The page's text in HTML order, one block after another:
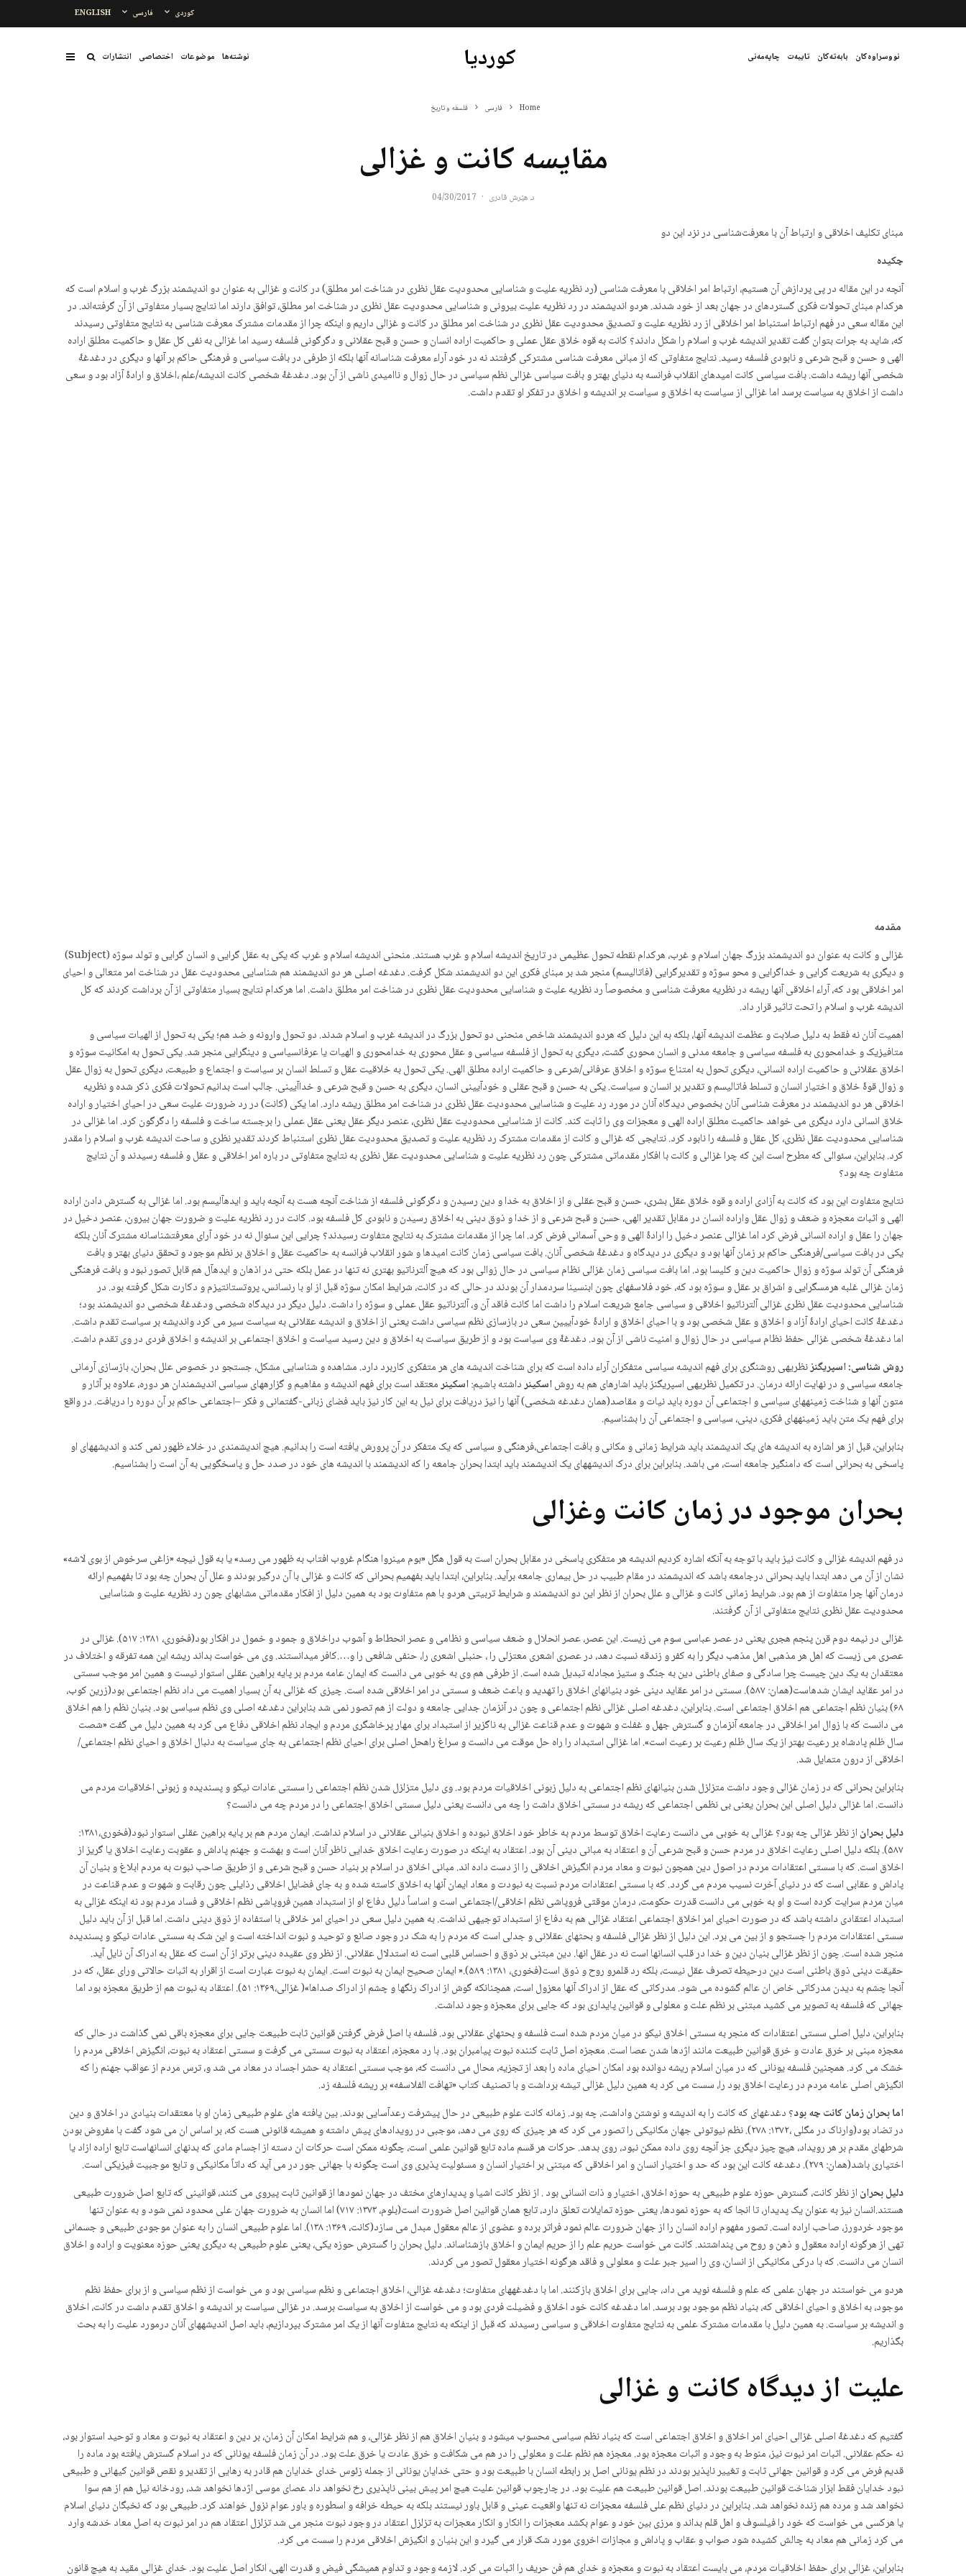
ENGLISH فارسی کوردی
نووسراوەکان بابەتەکان تایبەت چاپەمەنی کوردیا نوشتەها موضوعات اختصاصی انتشارات
Home فارسی فلسفه و تاریخ
مقایسه کانت و غزالی
د. هێرش قادری ·
04/30/2017
مبنای تکلیف اخلاقی و ارتباط آن با معرفت­‌شناسی در نزد این دو
چکیده
آنچه در این مقاله در پی پردازش آن هستیم، ارتباط امر اخلاقی با معرفت شناسی (رد نظریه علیت و شناسایی محدودیت عقل نظری در شناخت امر مطلق) در کانت و غزالی به عنوان دو اندیشمند بزرگ غرب و اسلام است که
هرکدام مبنای تحولات فکری گسترده­ای در جهان بعد از خود شدند. هردو اندیشمند در رد نظریه علیت بیرونی و شناسایی محدودیت عقل نظری در شناخت امر مطلق، توافق دارند اما نتایج بسیار متفاوتی از آن گرفته‌اند. در
این مقاله سعی در فهم ارتباط استنباط امر اخلاقی از رد نظریه علیت و تصدیق محدودیت عقل نظری در شناخت امر مطلق در کانت و غزالی داریم و اینکه چرا از مقدمات مشترک معرفت شناسی به نتایج متفاوتی رسیدند
که، شاید به جرات بتوان گفت تقدیر اندیشه غرب و اسلام را شکل دادند؟ کانت به قوه خلاق عقل عملی و حاکمیت اراده انسان و حسن و قبح عقلانی و دگرگونی فلسفه رسید اما غزالی به نفی کل عقل و حاکمیت مطلق اراده
الهی و حسن و قبح شرعی و نابودی فلسفه رسید. نتایج متفاوتی که از مبانی معرفت شناسی مشترکی گرفتند نه در خود آراء معرفت شناسانه آنها بلکه از طرفی در بافت سیاسی و فرهنگی حاکم بر آنها و دیگری در دغدغۀ
شخصی آنها ریشه داشت. بافت سیاسی کانت امیدهای انقلاب فرانسه به دنیای بهتر و بافت سیاسی غزالی نظم سیاسی در حال زوال و ناامیدی ناشی از آن بود. دغدغۀ شخصی کانت اندیشه/علم ،اخلاق و ارادۀ آزاد بود و سعی
داشت از اخلاق به سیاست برسد اما غزالی از سیاست به اخلاق و سیاست بر اندیشه و اخلاق در تفکر او تقدم داشت.
مقدمه
غزالی و کانت به عنوان دو اندیشمند بزرگ جهان اسلام و غرب، هرکدام نقطه تحول عظیمی در تاریخ اندیشه اسلام و غرب هستند. منحنی اندیشه اسلام و غرب که یکی به عقل گرایی و انسان گرایی و تولد سوژه (Subject)
و دیگری به شریعت گرایی و خداگرایی و محو سوژه و تقدیرگرایی (فاتالیسم) منجر شد بر مبنای فکری این دو اندیشمند شکل گرفت. دغدغه اصلی هر دو اندیشمند هم شناسایی محدودیت عقل در شناخت امر متعالی و احیای
امر اخلاقی بود که، آراء اخلاقی آنها ریشه در نظریه معرفت شناسی و مخصوصاً رد نظریه علیت و شناسایی محدودیت عقل نظری در شناخت امر مطلق داشت. اما هرکدام نتایج بسیار متفاوتی از آن برداشت کردند که کل
اندیشه غرب و اسلام را تحت تاثیر قرار داد.
اهمیت آنان نه فقط به دلیل صلابت و عظمت اندیشه آنها، بلکه به این دلیل که هردو اندیشمند شاخص منحنی دو تحول بزرگ در اندیشه غرب و اسلام شدند. دو تحول وارونه و ضد هم؛ یکی به تحول از الهیات سیاسی و
متافیزیک و خدامحوری به فلسفه سیاسی و جامعه مدنی و انسان محوری گشت، دیگری به تحول از فلسفه سیاسی و عقل محوری به خدامحوری و الهیات یا عرفان­سیاسی و دین­گرایی منجر شد. یکی تحول به امکانیت سوژه و
اخلاق عقلانی و حاکمیت اراده انسانی، دیگری تحول به امتناع سوژه و اخلاق عرفانی/شرعی و حاکمیت اراده مطلق الهی. یکی تحول به خلاقیت عقل و تسلط انسان بر سیاست و اجتماع و طبیعت، دیگری تحول به زوال عقل
و زوال قوۀ خلاق و اختیار انسان و تسلط فاتالیسم و تقدیر بر انسان و سیاست. یکی به حسن و قبح عقلی و خودآیینی انسان، دیگری به حسن و قبح شرعی و خداآیینی. جالب است بدانیم تحولات فکری ذکر شده و نظریه
اخلاقی هر دو اندیشمند در معرفت شناسی آنان بخصوص دیدگاه آنان در مورد رد علیت و شناسایی محدودیت عقل نظری در شناخت امر مطلق ریشه دارد. اما یکی (کانت) در رد ضرورت علیت سعی در احیای اختیار و اراده
خلاق انسانی دارد دیگری می خواهد حاکمیت مطلق اراده الهی و معجزات وی را ثابت کند. کانت از شناسایی محدودیت عقل نظری، عنصر دیگر عقل یعنی عقل عملی را برجسته ساخت و فلسفه را دگرگون کرد. اما غزالی در
شناسایی محدودیت عقل نظری، کل عقل و فلسفه را نابود کرد. نتایجی که غزالی و کانت از مقدمات مشترک رد نظریه علیت و تصدیق محدودیت عقل نظری استنباط کردند تقدیر نظری و ساحت اندیشه غرب و اسلام را مقدر
کرد. بنابراین، سئوالی که مطرح است این که چرا غزالی و کانت با افکار مقدماتی مشترکی چون رد نظریه علیت و شناسایی محدودیت عقل نظری به نتایج متفاوتی در باره امر اخلاقی و عقل و فلسفه رسیدند و آن نتایج
متفاوت چه بود؟
نتایج متفاوت این بود که کانت به آزادی اراده و قوه خلاق عقل بشری، حسن و قبح عقلی و از اخلاق به خدا و دین رسیدن و دگرگونی فلسفه از شناخت آنچه هست به آنچه باید و ایده­آلیسم بود. اما غزالی به گسترش دادن اراده
الهی و اثبات معجزه و ضعف و زوال عقل واراده انسان در مقابل تقدیر الهی، حسن و قبح شرعی و از خدا و ذوق دینی به اخلاق رسیدن و نابودی کل فلسفه بود. کانت در رد نظریه علیت و ضرورت جهان بیرون، عنصر دخیل در
جهان را عقل و اراده انسانی فرض کرد اما غزالی عنصر دخیل را ارادۀ الهی و وحی آسمانی فرض کرد. اما چرا از مقدمات مشترک به نتایج متفاوت رسیدند؟ چرایی این سئوال نه در خود آرای معرفت­شناسانه مشترک آنان بلکه
یکی در بافت سیاسی/فرهنگی حاکم بر زمان آنها بود و دیگری در دیدگاه و دغدغۀ شخصی آنان. بافت سیاسی زمان کانت امیدها و شور انقلاب فرانسه به حاکمیت عقل و اخلاق بر نظم موجود و تحقق دنیای بهتر و بافت
فرهنگی آن تولد سوژه و زوال حاکمیت دین و کلیسا بود. اما بافت سیاسی زمان غزالی نظام سیاسی در حال زوالی بود که هیچ آلترناتیو بهتری نه تنها در عمل بلکه حتی در اذهان و ایده­آل هم قابل تصور نبود و بافت فرهنگی
زمان غزالی غلبه هرمس­گرایی و اشراق بر عقل و سوژه بود که، خود فلاسفه­ای چون ابن­سینا سردمدار آن بودند در حالی که در کانت، شرایط امکان سوژه قبل از او با رنسانس، پروتستانتیزم و دکارت شکل گرفته بود. در
شناسایی محدودیت عقل نظری غزالی آلترناتیو اخلاقی و سیاسی جامع شریعت اسلام را داشت اما کانت فاقد آن و، آلترناتیو عقل عملی و سوژه را داشت. دلیل دیگر در دیدگاه شخصی ودغدغۀ شخصی دو اندیشمند بود؛
دغدغۀ کانت احیای ارادۀ آزاد و اخلاق و عقل شخصی بود و با احیای اخلاق و ارادۀ خودآییین سعی در بازسازی نظم سیاسی داشت یعنی از اخلاق و اندیشه عقلانی به سیاست سیر می کرد واندیشه بر سیاست تقدم داشت.
اما دغدغۀ شخصی غزالی حفظ نظام سیاسی در حال زوال و امنیت ناشی از آن بود. دغدغۀ وی سیاست بود و از طریق سیاست به اخلاق و دین رسید سیاست و اخلاق اجتماعی بر اندیشه و اخلاق فردی در وی تقدم داشت.
روش شناسی: اسپریگنزنظریه­ی روشنگری برای فهم اندیشه سیاسی متفکران آراء داده است که برای شناخت اندیشه های هر متفکری کاربرد دارد. مشاهده و شناسایی مشکل، جستجو در خصوص علل بحران، بازسازی آرمانی
جامعه سیاسی و در نهایت ارائه درمان. در تکمیل نظریه­ی اسپریگنز باید اشاره­ای هم به روشاسکینرداشته باشیم:اسکینرمعتقد است برای فهم اندیشه و مفاهیم و گزاره­های سیاسی اندیشمندان هر دوره، علاوه بر آثار و
متون آنها و شناخت زمینه­های سیاسی و اجتماعی آن دوره باید نیات و مقاصد(همان دغدغه شخصی) آنها را نیز دریافت برای نیل به این کار نیز باید فضای زبانی-گفتمانی و فکر –اجتماعی حاکم بر آن دوره را دریافت. در واقع
برای فهم یک متن باید زمینه­های فکری، دینی، سیاسی و اجتماعی آن را بشناسیم.
بنابراین، قبل از هر اشاره به اندیشه های یک اندیشمند باید شرایط زمانی و مکانی و بافت اجتماعی،فرهنگی و سیاسی که یک متفکر در آن پرورش یافته است را بدانیم. هیچ اندیشمندی در خلاء ظهور نمی کند و اندیشه­های او
پاسخی به بحرانی است که دامنگیر جامعه است، می باشد. بنابراین برای درک اندیشه­های یک اندیشمند باید ابتدا بحران جامعه را که اندیشمند با اندیشه های خود در صدد حل و پاسخگویی به آن است را بشناسیم.
بحران موجود در زمان کانت وغزالی
در فهم اندیشه غزالی و کانت نیز باید با توجه به آنکه اشاره کردیم اندیشه هر متفکری پاسخی در مقابل بحران است به قول هگل «بوم مینروا هنگام غروب افتاب به ظهور می رسد» یا به قول نیچه «زاغی سرخوش از بوی لاشه»
نشان از آن می دهد ابتدا باید بحرانی درجامعه باشد که اندیشمند در مقام طبیب در حل بیماری جامعه برآید. بنابراین، ابتدا باید بفهمیم بحرانی که کانت و غزالی با آن درگیر بودند و علل آن بحران چه بود تا بفهمیم ارائه
درمان آنها چرا متفاوت از هم بود. شرایط زمانی کانت و غزالی و علل بحران از نظر این دو اندیشمند و شرایط تربیتی هردو با هم متفاوت بود به همین دلیل از افکار مقدماتی مشابه­ای چون رد نظریه علیت و شناسایی
محدودیت عقل نظری نتایج متفاوتی از آن گرفتند.
غزالی در نیمه دوم قرن پنجم هجری یعنی در عصر عباسی سوم می زیست. این عصر، عصر انحلال و ضعف سیاسی و نظامی و عصر انحطاط و آشوب دراخلاق و جمود و خمول در افکار بود(فخوری، ۱۳۸۱: ۵۱۷). غزالی در
عصری می زیست که اهل هر مذهبی اهل مذهب دیگر را به کفر و زندقه نسبت دهد، در عصری اشعری معتزلی را ، حنبلی اشعری را، حنفی شافعی را و….کافر می­دانستند. وی می خواست بداند ریشه این همه تفرقه و اختلاف در
معتقدان به یک دین چیست چرا سادگی و صفای باطنی دین به جنگ و ستیز مجادله تبدیل شده است. از طرفی هم وی به خوبی می دانست که ایمان عامه مردم بر پایه براهین عقلی استوار نیست و همین امر موجب سستی
در امر عقاید ایشان شده­است(همان: ۵۸۷). سستی در امر عقاید دینی خود بنیانهای اخلاق را تهدید و باعث ضعف و سستی در امر اخلاقی شده است. چیزی که غزالی به آن بسیار اهمیت می داد نظم اجتماعی بود(زرین کوب،
۶۸) بنیان نظم اجتماعی هم اخلاق اجتماعی است. بنابراین، دغدغه اصلی غزالی نظم اجتماعی و چون در آن­زمان جدایی جامعه و دولت از هم تصور نمی شد بنابراین دغدغه اصلی وی نظم سیاسی بود. بنیان نظم را هم اخلاق
می دانست که با زوال امر اخلاقی در جامعه آن­زمان و گسترش جهل و غفلت و شهوت و عدم قناعت غزالی به ناگزیر از استبداد برای مهار پرخاشگری مردم و ایجاد نظم اخلاقی دفاع می کرد به همین دلیل می گفت «شصت
سال ظلم پادشاه بر رعیت بهتر از یک سال ظلم رعیت بر رعیت است». اما غزالی استبداد را راه حل موقت می دانست و سراغ راه­حل اصلی برای احیای نظم اجتماعی به جای سیاست به دنبال اخلاق و احیای نظم اجتماعی/
اخلاقی از درون متمایل شد.
بنابراین بحرانی که در زمان غزالی وجود داشت متزلزل شدن بنیانهای نظم اجتماعی به دلیل زبونی اخلاقیات مردم بود. وی دلیل متزلزل شدن نظم اجتماعی را سستی عادات نیکو و پسندیده و زبونی اخلاقیات مردم می
دانست. اما غزالی دلیل اصلی این بحران یعنی بی نظمی اجتماعی که ریشه در سستی اخلاق داشت را چه می دانست یعنی دلیل سستی اخلاق اجتماعی را در مردم چه می دانست؟
دلیل بحران
از نظر غزالی چه بود؟ غزالی به خوبی می دانست رعایت اخلاق توسط مردم به خاطر خود اخلاق نبوده و اخلاق بنیانی عقلانی در اسلام نداشت. ایمان مردم هم بر پایه براهین عقلی استوار نبود(فخوری،۱۳۸۱:
۵۸۷). بلکه دلیل اصلی رعایت اخلاق در مردم حسن و قبح شرعی آن و اعتقاد به مبانی دینی آن بود. اعتقاد به اینکه در صورت رعایت اخلاق خدایی ناظر آنان است و بهشت و جهنم پاداش و عقوبت رعایت اخلاق یا گریز از
اخلاق است. که با سستی اعتقادات مردم در اصول دین همچون نبوت و معاد مردم انگیزش اخلاقی را از دست داده اند. مبانی اخلاق در اسلام بر بنیاد حسن و قبح شرعی و از طریق صاحب نبوت به مردم ابلاغ و بنیان آن
پاداش و عقابی است که در دنیای آخرت نسیب مردم می گردد. که با سستی اعتقادات مردم نسبت به نبودت و معاد ایمان آنها به اخلاق کاسته شده و به جای فضایل اخلاقی رذایلی چون رقابت و شهوت و عدم قناعت در
میان مردم سرایت کرده است و او به خوبی می دانست قدرت حکومت، درمان موقتی فروپاشی نظم اخلاقی/اجتماعی است و اساساً دلیل دفاع او از استبداد همین فروپاشی نظم اخلاقی و فساد مردم بود نه اینکه غزالی به
استبداد اعتقادی داشته باشد که در صورت احیای امر اخلاق اجتماعی اعتقاد غزالی هم به دفاع از استبداد توجیهی نداشت. به همین دلیل سعی در احیای امر خلاقی با استفاده از ذوق دینی داشت. اما قبل از آن باید دلیل
سستی اعتقادات مردم را جستجو و از بین می برد. این دلیل از نظر غزالی فلسفه و بحثهای عقلانی و جدلی است که مردم را به شک در وجود صانع و توحید و نبوت انداخته است و این شک به سستی عادات نیکو و پسندیده
منجر شده است. چون از نظر غزالی بنیان دین و خدا در قلب انسانها است نه در عقل انها. دین مبتنی بر ذوق و احساس قلبی است نه استدلال عقلانی. از نظر وی عقیده دینی برتر از آن است که عقل به ادراک آن نایل آید.
حقیقت دینی ذوق باطنی است دین درحیطه تصرف عقل نیست، بلکه رد قلمرو روح و ذوق است(فخوری، ۱۳۸۱: ۵۸۹).« ایمان صحیح ایمان به نبوت است. ایمان به نبوت عبارت است از اقرار به اثبات حالاتی ورای عقل، که در
آنجا چشم به دیدن مدرکاتی خاص ان عالم گشوده می شود. مدرکاتی که عقل از ادراک آن­ها معزول است، همچنان­که گوش از ادراک رنگها و چشم از ادراک صداها»( غزالی،۱۳۶۹: ۵۱). اعتقاد به نبوت هم از طریق معجزه بود اما
جهانی که فلسفه به تصویر می کشید مبتنی بر نظم علت و معلولی و قوانین پایداری بود که جایی برای معجزه وجود نداشت.
بنابراین، دلیل اصلی سستی اعتقادات که منجر به سستی اخلاق نیکو در میان مردم شده است فلسفه و بحثهای عقلانی بود. فلسفه با اصل فرض گرفتن قوانین ثابت طبیعت جایی برای معجزه باقی نمی گذاشت در حالی که
معجزه مبنی بر خرق عادت و خرق قوانین طبیعت مانند اژدها شدن عصا است. معجزه اصل ثابت کننده نبوت پیامبران بود. با رد معجزه، اعتقاد به نبوت سستی می گرفت و سستی اعتقاد به نبوت، انگیزش اخلاقی مردم را
خشک می کرد. همچنین فلسفه یونانی که در میان اسلام ریشه دوانده بود امکان احیای ماده را بعد از تجزیه، محال می دانست که، موجب سستی اعتقاد به حشر اجساد در معاد می شد و، ترس مردم از عواقب جهنم را که
انگیزش اصلی عامه مردم در رعایت اخلاق بود را، سست می کرد به همین دلیل غزالی تیشه برداشت و با تصنیف کتاب «تهافت الفلاسفه» بر ریشه فلسفه زد.
اما بحران زمان کانت چه بود؟ دغدغه­ای که کانت را به اندیشه و نوشتن واداشت، چه بود. زمانه کانت علوم طبیعی در حال پیشرفت رعدآسایی بودند. بین یافته های علوم طبیعی زمان او با معتقدات بنیادی در اخلاق و دین
در تضاد بود(وارناک در مگلی ،۱۳۷۲: ۲۷۸). نظم نیوتونی جهان مکانیکی را تصور می کرد که هر چیزی که روی می دهد، موجبی در رویدادهای پیش داشته و همیشه قانونی هست که، بر اساس ان می شود گفت با مفروض بودن
شرطهای مقدم بر هر رویداد، هیچ چیز دیگری جز آنچه روی داده ممکن نبود، روی بدهد. حرکات هر قسم ماده تابع قوانین علمی است، چگونه ممکن است حرکات ان دسته از اجسام مادی که بدنهای انسانهاست تابع اراده ازاد یا
اختیاری باشد(همان: ۲۷۹). دغدغه کانت این بود که حد و اختیار انسان و امر اخلاقی که مبتنی بر اختیار انسان و مسئولیت پذیری وی است چگونه با جهانی جور در می آید که داتاً مکانیکی و تابع موجبیت فیزیکی است.
دلیل بحراناز نظر کانت، گسترش حوزه علوم طبیعی به حوزه اخلاق، اختیار و ذات انسانی بود . از نظر کانت اشیا و پدیدارهای مختف در جهان نمودها از قوانین ثابت پیروی می کنند، قوانینی که تابع اصل ضرورت طبیعی
هستند.انسان نیز به عنوان یک پدیدار، تا انجا که به حوزه نمودها، یعنی حوزه تمایلات تعلق دارد، تابع همان قوانین اصل ضرورت است(بلوم، ۱۳۷۳: ۷۱۷) اما انسان به ضرورت جهان علی محدود نمی شود و به عنوان تنها
موجود خردورز، صاحب اراده است. تصور مفهوم اراده انسان را از جهان ضرورت عالم نمود فراتر برده و عضوی از عالم معقول مبدل می سازد(کانت، ۱۳۶۹: ۱۳۸). اما علوم طبیعی انسان را به عنوان موجودی طبیعی و جسمانی
تهی از هرگونه اراده معقول و ذهن و روح می پنداشتند. کانت می خواست حریم علم را از حریم ایمان و اخلاق بازشناساند. دلیل بحران را گسترش حوزه یکی، یعنی علوم طبیعی به دیگری یعنی حوزه معنویت و اراده و اخلاق
انسان می دانست. که با درکی مکانیکی از انسان، وی را اسیر جبر علت و معلولی و فاقد هرگونه اختیار معقول تصور می کردند.
هردو می خواستند در جهان علمی که علم و فلسفه نوید می داد، جایی برای اخلاق بازکنند. اما با دغدغه­های متفاوت؛ دغدغه غزالی، اخلاق اجتماعی و نظم سیاسی بود و می خواست از نظم سیاسی و از برای حفظ نظم
موجود، به اخلاق و احیای اخلاقی که، بنیاد نظم موجود بود برسد. اما دغدغه کانت خود اخلاق و فضیلت فردی بود و می خواست از اخلاق به سیاست برسد. در غزالی سیاست بر اندیشه و اخلاق تقدم داشت در کانت، اخلاق
و اندیشه بر سیاست. به همین دلیل با مقدمات مشترک علمی به نتایج متفاوت اخلاقی و سیاسی رسیدند که قبل از اینکه به نتایج متفاوت آنها از یک امر مشترک بپردازیم، باید اصل اندیشه­های آنان درمورد علیت را به بحث
بگذاریم.
علیت از دیدگاه کانت و غزالی
گفتیم که دغدغۀ اصلی غزالی احیای امر اخلاق و اخلاق اجتماعی است که بنیاد نظم سیاسی محسوب می­شود و بنیان اخلاق هم از نظر غزالی، و هم شرایط امکان آن­ زمان، بر دین و اعتقاد به نبوت و معاد و توحید استوار بود،
نه حکم عقلانی. اثبات امر نبوت نیز، منوط به وجود و اثبات معجزه بود. معجزه هم نظم علت و معلولی را در هم می شکافت و خرق عادت یا خرق علت بود. در آن زمان فلسفه یونانی که در اسلام گسترش یافته بود ماده را
قدیم فرض می کرد و قوانین جهانی ثابت و تغییر ناپذیر بودند در نظم یونانی اصل بر رابطه انسان با طبیعت بود و حتی خدایان یونانی از جمله زئوس خدای خدایان هم قادر به رهایی از تقدیر و نقص قوانین کیهانی و طبیعی
نبود خدایان فقط ابزار شناخت قوانین طبیعت بودند. اصل قوانین طبیعت هم علیت بود. در چارچوب قوانین علیت هیچ امر پیش بینی ناپذیری رخ نخواهد داد عصای موسی اژدها نخواهد شد، رودخانه نیل هم از هم سوا
نخواهد شد و مرده هم زنده نخواهد شد. بنابراین در دنیای نظم علی فلسفه معجزات نه تنها واقعیت عینی و قابل باور نیستند بلکه به حیطه خرافه و اسطوره و باور عوام نزول خواهند کرد. طبیعی بود که نخبگان دنیای اسلام
یا هرکسی می خواست که خود را فیلسوف و اهل قلم بداند و مرزی بین خود و عوام بکشد معجزات را انکار و انکار معجزات به تزلزل اعتقاد در وجود نبوت منجر می شد تزلزل اعتقاد هم در امر نبوت به اصل معاد خدشه وارد
می کرد زمانی هم معاد به چالش کشیده شود صواب و عقاب و پاداش و مجازات اخروی مورد شک قرار می گیرد و این بنیان و انگیزش اخلاقی مردم را سست می کرد.
بنابراین، غزالی برای حفظ اخلاقیات مردم، می بایست اعتقاد به نبوت و معجزه و خدای هم فن حریف را اثبات می کرد. لازمه وجود و تداوم همیشگی فیض و قدرت الهی، انکار اصل علیت بود. خدای غزالی مقید به هیچ قانون